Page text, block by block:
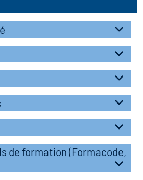
ou
de formation (Formacode,